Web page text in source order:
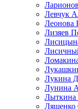
Левчук
Леонова
Лизяев
Лукина
Лунина
Лыткина
Ляшенко